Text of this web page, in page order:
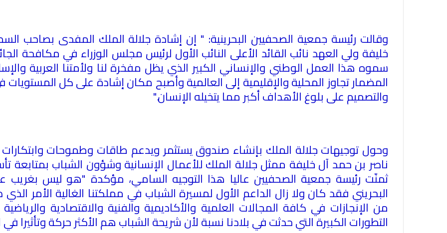
وقالت رئيسة جمعية الصحفيين البحرينية: " إن إشادة جلالة الملك المفدى بصاحب
خليفة ولي العهد نائب القائد الأعلى النائب الأول لرئيس مجلس الوزراء في مكافحة
سموه هذا العمل الوطني والإنساني الكبير الذي يظل مفخرة لنا ولأمتنا العربية
المضمار تجاوز المحلية والإقليمية إلى العالمية وأصبح مكان إشادة على كل المستويات
والتصميم على بلوغ الأهداف أكبر مما يتخيله الإنسان".
وحول توجيهات جلالة الملك بإنشاء صندوق يستثمر ويدعم طاقات وطموحات
ناصر بن حمد آل خليفة ممثل جلالة الملك للأعمال الإنسانية وشؤون الشباب
ثمنّت رئيسة جمعية الصحفيين عاليا هذا التوجيه السامي، مؤكدة "هو ليس بغريب
البحريني فقد كان ولا زال الداعم الأول لمسيرة الشباب في مملكتنا الغالية الأمر
من الإنجازات في كافة المجالات العلمية والأكاديمية والفنية والاقتصادية
التطورات الكبيرة التي حدثت في بلادنا نسبة لأن شريحة الشباب هم الأكثر حركة وتأثيرا